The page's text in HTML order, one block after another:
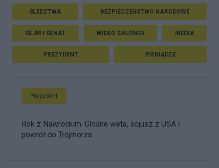
ŚLEDZTWA BEZPIECZEŃSTWO NARODOWE
SEJM I SENAT WIDEO SALON24 MEDIA
PREZYDENT PIENIĄDZE
Prezydent
Rok z Nawrockim. Głośne weta, sojusz z USA i
powrót do Trójmorza